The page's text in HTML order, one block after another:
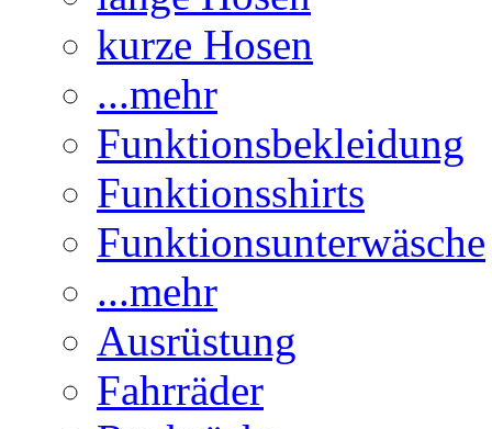
kurze Hosen
...mehr
Funktionsbekleidung
Funktionsshirts
Funktionsunterwäsche
...mehr
Ausrüstung
Fahrräder